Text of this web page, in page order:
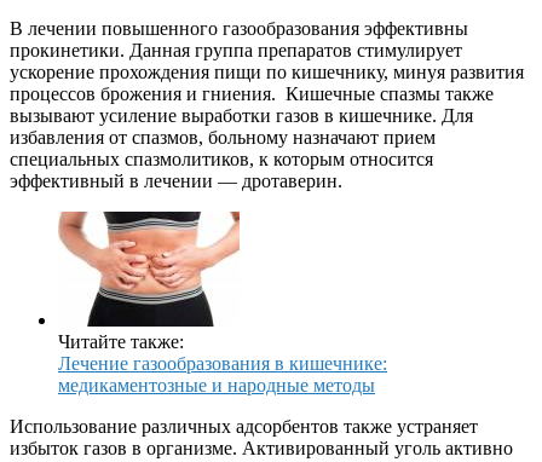
В лечении повышенного газообразования эффективны
прокинетики. Данная группа препаратов стимулирует
ускорение прохождения пищи по кишечнику, минуя развития
процессов брожения и гниения. Кишечные спазмы также
вызывают усиление выработки газов в кишечнике. Для
избавления от спазмов, больному назначают прием
специальных спазмолитиков, к которым относится
эффективный в лечении — дротаверин.
Читайте также:
Лечение газообразования в кишечнике:
медикаментозные и народные методы
Использование различных адсорбентов также устраняет
избыток газов в организме. Активированный уголь активно